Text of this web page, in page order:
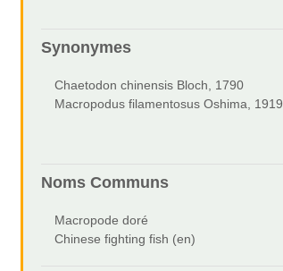
Synonymes
Chaetodon chinensis Bloch, 1790
Macropodus filamentosus Oshima, 1919
Noms Communs
Macropode doré
Chinese fighting fish (en)